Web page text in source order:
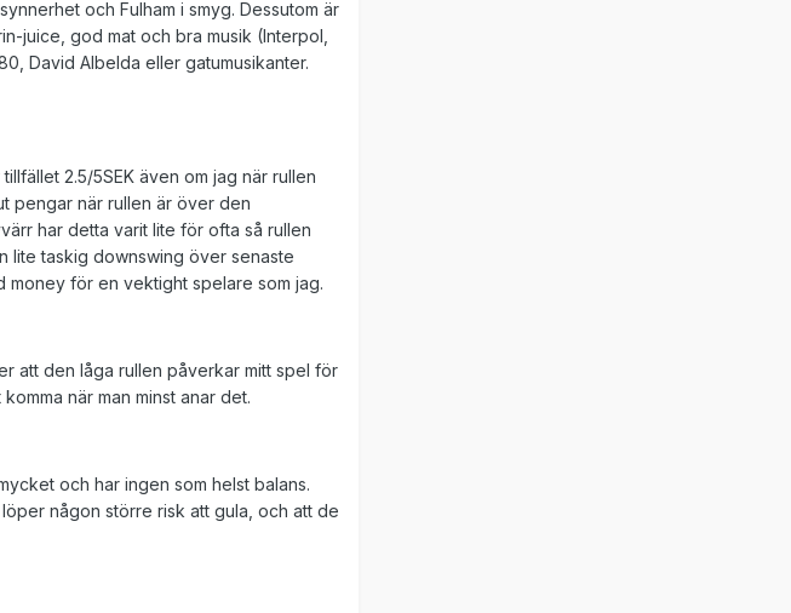
och Fulham i smyg. Dessutom är
juice, god mat och bra musik (Interpol,
David Albelda eller gatumusikanter.
2.5/5SEK även om jag när rullen
pengar när rullen är över den
har detta varit lite för ofta så rullen
lite taskig downswing över senaste
money för en vektight spelare som jag.
att den låga rullen påverkar mitt spel för
när man minst anar det.
och har ingen som helst balans.
någon större risk att gula, och att de